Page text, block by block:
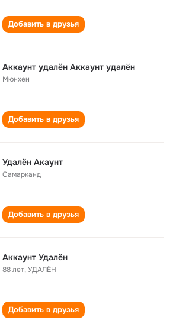
Добавить в друзья
Аккаунт удалён Аккаунт удалён
Мюнхен
Добавить в друзья
Удалён Акаунт
Самарканд
Добавить в друзья
Аккаунт Удалён
88 лет,УДАЛЁН
Добавить в друзья